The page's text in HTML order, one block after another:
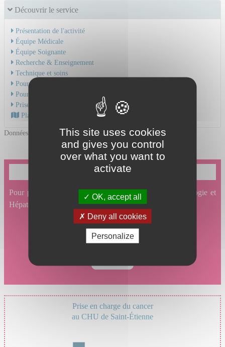
Découvrir le service
Présentation de l'activité
Équipe Médicale
Équipe Soignante
Recherche & Enseignement
Technique et soins
Pour une hospitalisation
Pour une consultation
Prise en charge du cancer
Plan d'accès au CHU
Données mises à jour le 06/11/2025
Je souhaite prendre un rendez-vous en ligne
Pour prendre un rendez-vous en ligne en Gastro-entérologie et
Hépatologie, cliquez ici.
Prise en charge du cancer
au CHU de Saint-Étienne
This site uses cookies
and gives you control
over what you want to
activate
OK, accept all
Deny all cookies
Personalize